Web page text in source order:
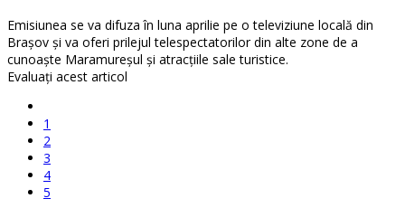
Emisiunea se va difuza în luna aprilie pe o televiziune locală din
Braşov şi va oferi prilejul telespectatorilor din alte zone de a
cunoaşte Maramureşul şi atracţiile sale turistice.
Evaluaţi acest articol
1
2
3
4
5